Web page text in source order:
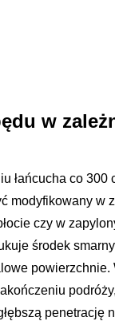
w
łańcucha co
modyfikowany w
czy w
środek
penetrację